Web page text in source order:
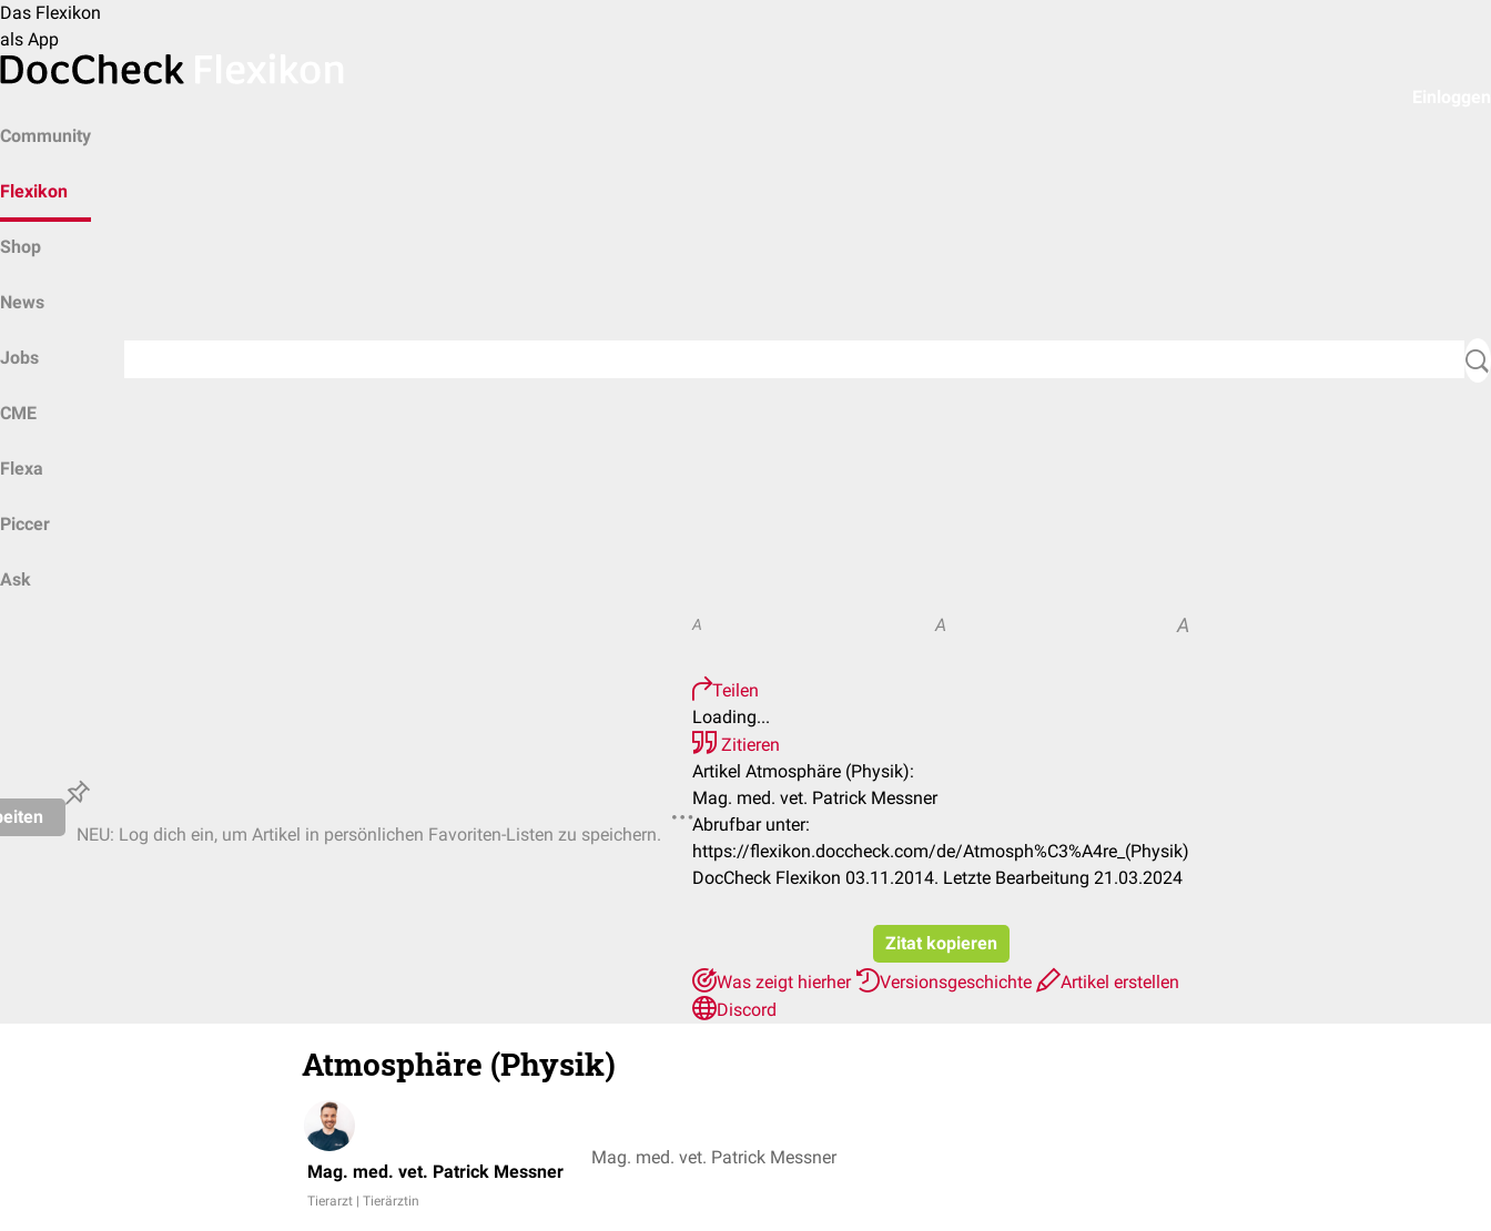
Das Flexikon
als App
Community
Flexikon
Shop
News
Jobs
CME
Flexa
Piccer
Ask
NEU: Log dich ein, um Artikel in persönlichen Favoriten-Listen zu speichern.
A A A
Teilen
Loading...
Zitieren
Artikel Atmosphäre (Physik):
Mag. med. vet. Patrick Messner
Abrufbar unter:
https://flexikon.doccheck.com/de/Atmosph%C3%A4re_(Physik)
DocCheck Flexikon 03.11.2014. Letzte Bearbeitung 21.03.2024
Zitat kopieren
Was zeigt hierher
Versionsgeschichte
Artikel erstellen
Discord
Atmosphäre (Physik)
Mag. med. vet. Patrick Messner
Tierarzt | Tierärztin
Mag. med. vet. Patrick Messner